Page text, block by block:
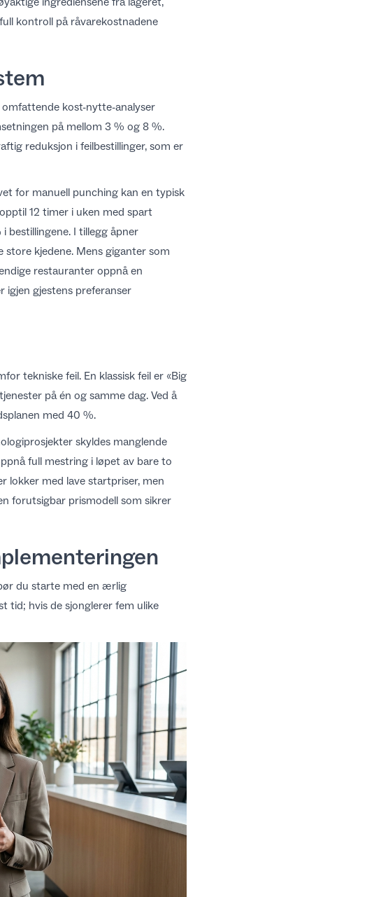
kontroll på råvarekostnadene
omfattende kost-nytte-analyser
på mellom 3 % og 8 %.
reduksjon i feilbestillinger, som er
for manuell punching kan en typisk
12 timer i uken med spart
bestillingene. I tillegg åpner
kjedene. Mens giganter som
restauranter oppnå en
igjen gjestens preferanser
tekniske feil. En klassisk feil er «Big
på én og samme dag. Ved å
med 40 %.
skyldes manglende
full mestring i løpet av bare to
lokker med lave startpriser, men
forutsigbar prismodell som sikrer
du starte med en ærlig
tid; hvis de sjonglerer fem ulike